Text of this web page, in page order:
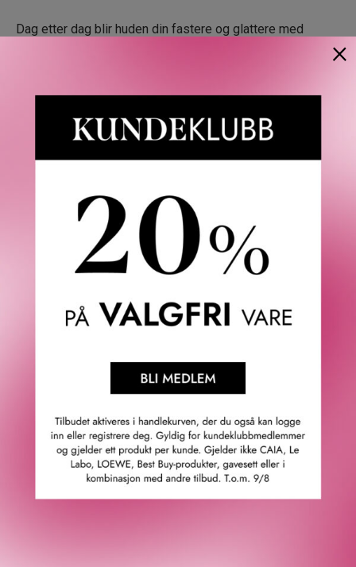
Dag etter dag blir huden din fastere og glattere med
Hva skiller den fra andre? Den påfyllbare, miljøvennlige
emballasjen: produktet av over to års forskning og
en refill. To kremrefiller bidrar til å redusere vårt
miljøavtrykk med 84%.*
Den Ikoniske Lip Comfort Oil gjør leppene blanke og
vakrere. Den er formulert med 30% jojoba- og
hasselnøttoljer, pluss stjerneekstraktet: søtbriarroseolje.
* Sammenligning av tre fulle glass med Extra-Firming
Cream og en full krukke som etterfylles to ganger. Enkelt
GTIN: 3666057413650
Leverandørs artikkelnummer: 12818786149
×